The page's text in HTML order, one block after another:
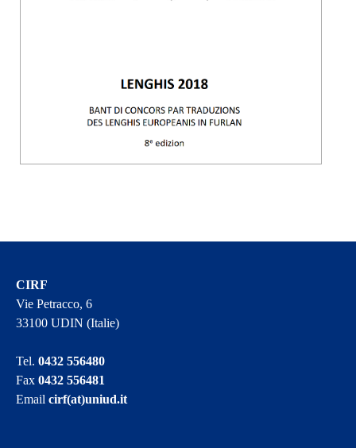
CIRF
Vie Petracco, 6
33100 UDIN (Italie)
Tel.0432 556480
Fax0432 556481
Emailcirf(at)uniud.it